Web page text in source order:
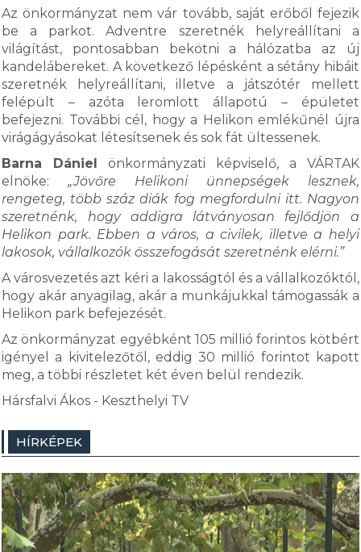
Az önkormányzat nem vár tovább, saját erőből fejezik
be a parkot. Adventre szeretnék helyreállítani a
világítást, pontosabban bekötni a hálózatba az új
kandelábereket. A következő lépésként a sétány hibáit
szeretnék helyreállítani, illetve a játszótér mellett
felépült – azóta leromlott állapotú – épületet
befejezni. További cél, hogy a Helikon emlékűnél újra
virágágyásokat létesítsenek és sok fát ültessenek.
Barna Dániel önkormányzati képviselő, a VÁRTAK
elnöke: „Jövőre Helikoni ünnepségek lesznek,
rengeteg, több száz diák fog megfordulni itt. Nagyon
szeretnénk, hogy addigra látványosan fejlődjön a
Helikon park. Ebben a város, a civilek, illetve a helyi
lakosok, vállalkozók összefogását szeretnénk elérni.”
A városvezetés azt kéri a lakosságtól és a vállalkozóktól,
hogy akár anyagilag, akár a munkájukkal támogassák a
Helikon park befejezését.
Az önkormányzat egyébként 105 millió forintos kötbért
igényel a kivitelezőtől, eddig 30 millió forintot kapott
meg, a többi részletet két éven belül rendezik.
Hársfalvi Ákos - Keszthelyi TV
HÍRKÉPEK